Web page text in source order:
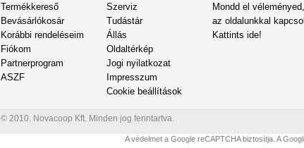
Termékkereső
Bevásárlókosár
Korábbi rendeléseim
Fiókom
Partnerprogram
ASZF
Szerviz
Tudástár
Állás
Oldaltérkép
Jogi nyilatkozat
Impresszum
Cookie beállítások
Mondd el
az oldalunkkal
Kattints ide!
© 2010. Novacoop Kft. Minden jog fenntartva.
A védelmet a Google reCAPTCHA biztosítja. A